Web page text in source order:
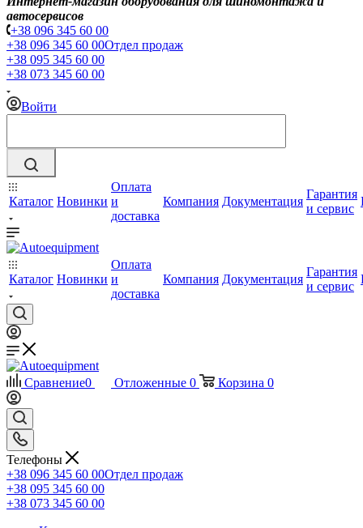
автосервисов
+38 096 345 60 00
+38 096 345 60 00Отдел продаж
+38 095 345 60 00
+38 073 345 60 00
Войти
Каталог Новинки
Оплата
и
доставка
Компания Документация
Гарантия
и сервис
Каталог Новинки
Оплата
и
доставка
Компания Документация
Гарантия
и сервис
Сравнение0 Отложенные 0 Корзина 0
Телефоны
+38 096 345 60 00Отдел продаж
+38 095 345 60 00
+38 073 345 60 00